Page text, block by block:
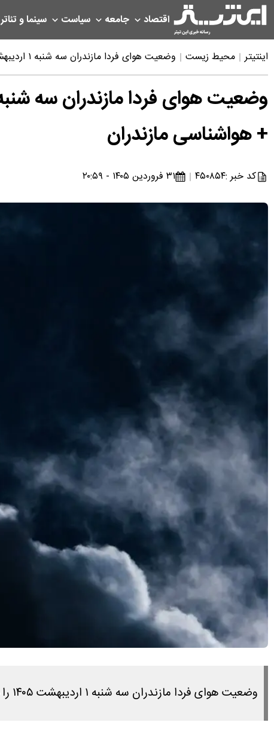
اقتصاد جامعه سیاست سینما و تئاتر
اینتیتر محیط زیست وضعیت هوای فردا مازندران سه شنبه ۱ اردیبهشت ۱۴۰۵ | پیش بینی آب و هوای مازندران در ۲۴ ساعت آینده + هواشناسی مازندران
+ هواشناسی مازندران
کد خبر :۴۵۰۸۵۴ ۳۱ فروردین ۱۴۰۵ - ۲۰:۵۹
وضعیت هوای فردا مازندران سه شنبه ۱ اردیبهشت ۱۴۰۵ را در این مطلب مشاهده می کنید.